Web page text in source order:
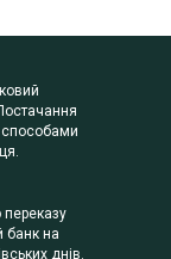
способами
банк на
днів.